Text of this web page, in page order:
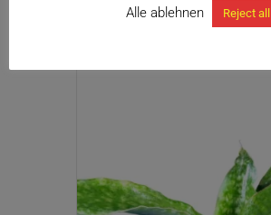
Alle ablehnen Reject all